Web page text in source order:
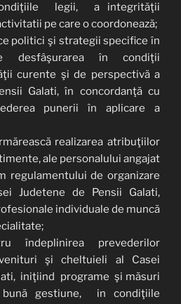
legii, a integrităţii
pe care o coordonează;
politici şi strategii specifice în
desfâşurarea în condiţii
curente şi de perspectivă a
Galati, în concordanţă cu
punerii în aplicare a
realizarea atribuţiilor
ale personalului angajat
regulamentului de organizare
Judetene de Pensii Galati,
individuale de muncă
îndeplinirea prevederilor
şi cheltuieli al Casei
iniţiind programe şi măsuri
gestiune, in condiţiile